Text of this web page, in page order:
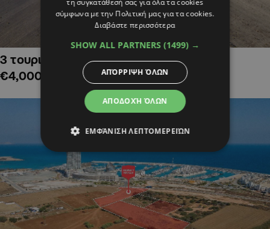
3 τουριστικά χωράφια στην Αλαμινό,
€4,000,000
σύμφωνα με την Πολιτική μας για τα cookies.
Διαβάστε περισσότερα
SHOW ALL PARTNERS (1499) →
ΑΠΟΔΟΧΉ ΌΛΩΝ
ΑΠΌΡΡΙΨΗ ΌΛΩΝ
ΕΜΦΆΝΙΣΗ ΛΕΠΤΟΜΕΡΕΙΏΝ